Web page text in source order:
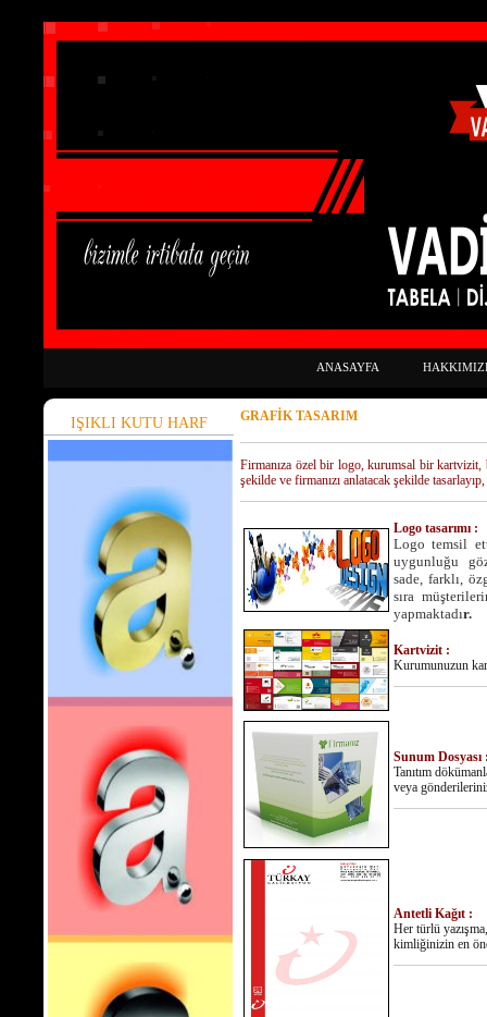
ANASAYFA
IŞIKLI KUTU HARF GRAFİK TASARIM
Firmanıza özel bir logo, kurumsal bir kartvizit,
şekilde ve firmanızı anlatacak şekilde
Logo tasarımı :
Logo temsil
uygunluğu
sade, farklı,
sıra
yapmaktadır.
Kartvizit :
Kurumunuzun
Sunum Dosyası
Tanıtım
veya
Antetli Kağıt :
Her türlü
kimliğinizin en